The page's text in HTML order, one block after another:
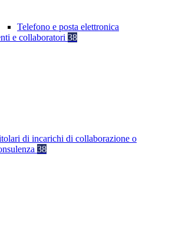
Telefono e posta elettronica
e collaboratori 38
di incarichi di collaborazione o
38